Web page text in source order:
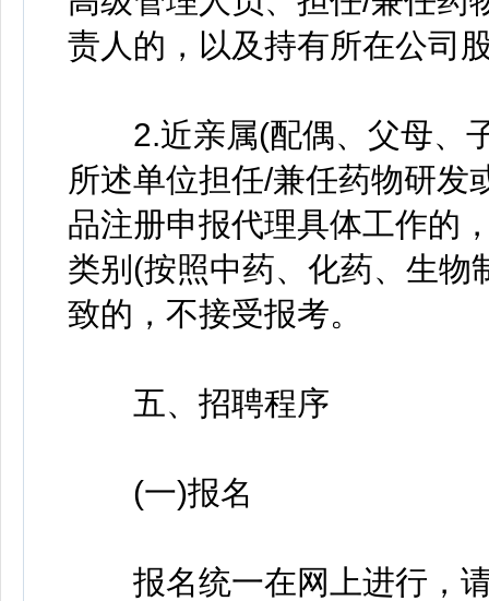
责人的，以及持有所在公司
2.近亲属(配偶、父母、子
所述单位担任/兼任药物研发
品注册申报代理具体工作的
类别(按照中药、化药、生物
致的，不接受报考。
五、招聘程序
(一)报名
报名统一在网上进行，请